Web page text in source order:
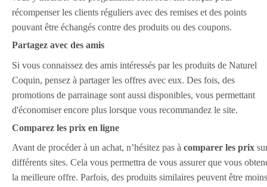
récompenser les clients réguliers avec des remises et des points
pouvant être échangés contre des produits ou des coupons.
Partagez avec des amis
Si vous connaissez des amis intéressés par les produits de Naturel
Coquin, pensez à partager les offres avec eux. Des fois, des
promotions de parrainage sont aussi disponibles, vous permettant
d'économiser encore plus lorsque vous recommandez le site.
Comparez les prix en ligne
Avant de procéder à un achat, n’hésitez pas à comparer les prix
différents sites. Cela vous permettra de vous assurer que vous
la meilleure offre. Parfois, des produits similaires peuvent être moins